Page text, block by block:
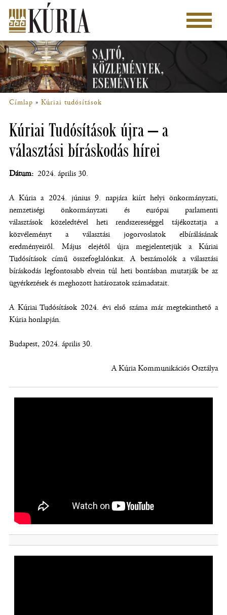
tartalomra
Főmenü
Címlap Kúriai tudósítások
Kúriai Tudósítások újra – a
választási bíráskodás hírei
Dátum 2024. április 30.
A Kúria a 2024. június 9. napjára kiírt helyi önkormányzati,
nemzetiségi önkormányzati és európai parlamenti
választások közeledtével heti rendszerességgel tájékoztatja a
közvéleményt a választási jogorvoslatok elbírálásának
eredményeiről. Május elejétől újra megjelentetjük a Kúriai
Tudósítások című összefoglalónkat. A beszámolók a választási
bíráskodás legfontosabb elvein túl heti bontásban mutatják be az
ügyérkezések és meghozott határozatok számadatait.
A Kúriai Tudósítások 2024. évi első száma már megtekinthető a
Kúria honlapján.
Budapest, 2024. április 30.
A Kúria Kommunikációs Osztálya